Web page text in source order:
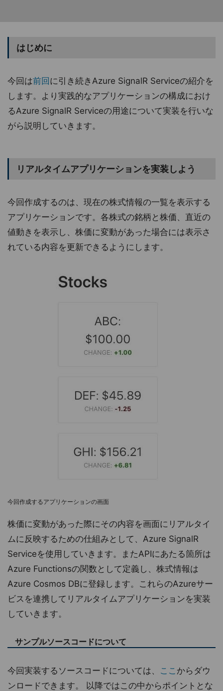
はじめに
今回は前回 に引き続きAzure SignalR Serviceの紹介を
します。より実践的なアプリケーションの構成におけ
るAzure SignalR Serviceの用途について実装を行いな
がら説明していきます。
リアルタイムアプリケーションを実装しよう
今回作成するのは、現在の株式情報の一覧を表示する
アプリケーションです。各株式の銘柄と株価、直近の
値動きを表示し、株価に変動があった場合には表示さ
れている内容を更新できるようにします。
今回作成するアプリケーションの画面
株価に変動があった際にその内容を画面にリアルタイ
ムに反映するための仕組みとして、Azure SignalR
Serviceを使用していきます。またAPIにあたる箇所は
Azure Functionsの関数として定義し、株式情報は
Azure Cosmos DBに登録します。これらのAzureサー
ビスを連携してリアルタイムアプリケーションを実装
していきます。
サンプルソースコードについて
今回実装するソースコードについては、 ここ からダウ
ンロードできます。 以降ではこの中からポイントとな